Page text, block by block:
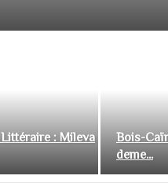
: Mileva
Bois-
deme...